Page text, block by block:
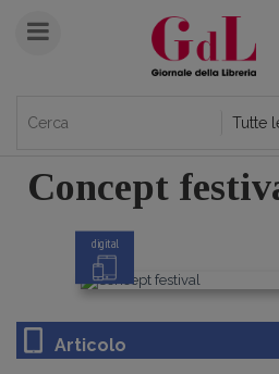
Concept
digital
Articolo